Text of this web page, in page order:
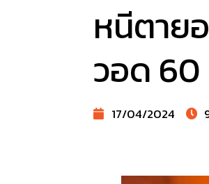
หนีตาย
วอด 60
17/04/2024